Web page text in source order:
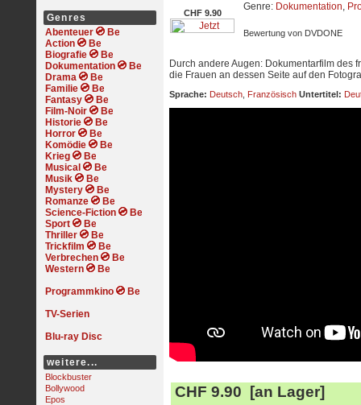
Genres
Abenteuer
Action
Biografie
Dokumentation
Drama
Familie
Fantasy
Film-Noir
Historie
Horror
Komödie
Krieg
Musical
Musik
Mystery
Romanze
Science-Fiction
Sport
Thriller
Trickfilm
Verbrechen
Western
Programmkino
TV-Serien
Blu-ray Disc
weitere...
Blockbuster
Bollywood
Epos
CHF 9.90
Genre: Dokumentation,
Bewertung von DVDONE
Durch andere Augen: Dokumentarfilm des
die Frauen an dessen Seite auf den
Sprache: Deutsch Französisch Untertitel:
CHF 9.90 [an Lager]